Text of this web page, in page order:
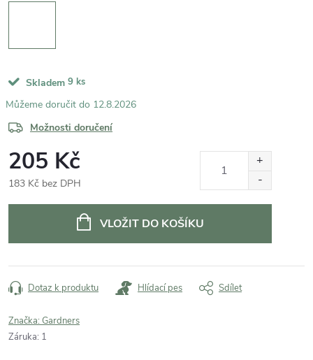
Skladem 9 ks
12.8.2026
Možnosti doručení
205 Kč
183 Kč bez DPH
VLOŽIT DO KOŠÍKU
Dotaz k produktu Hlídací pes Sdílet
Značka: Gardners
Záruka: 1